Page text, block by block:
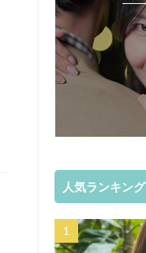
人気ランキング